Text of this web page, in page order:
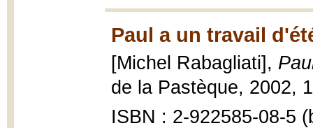
Paul a un travail
[Michel Rabagliati],
de la Pastèque, 2002,
ISBN : 2-922585-08-5